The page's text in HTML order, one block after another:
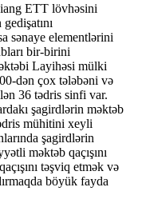
ETT lövhəsini
sənaye elementlərini
bir-birini
Layihəsi mülki
dən çox tələbəni və
36 tədris sinfi var.
şagirdlərin məktəb
mühitini xeyli
şagirdlərin
məktəb qaçışını
təşviq etmək və
böyük fayda